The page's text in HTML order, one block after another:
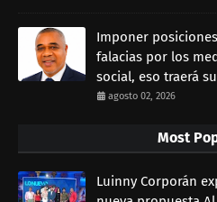
Imponer
falacias por los
social, eso traerá
agosto 02, 2026
Most
Luinny Corporán